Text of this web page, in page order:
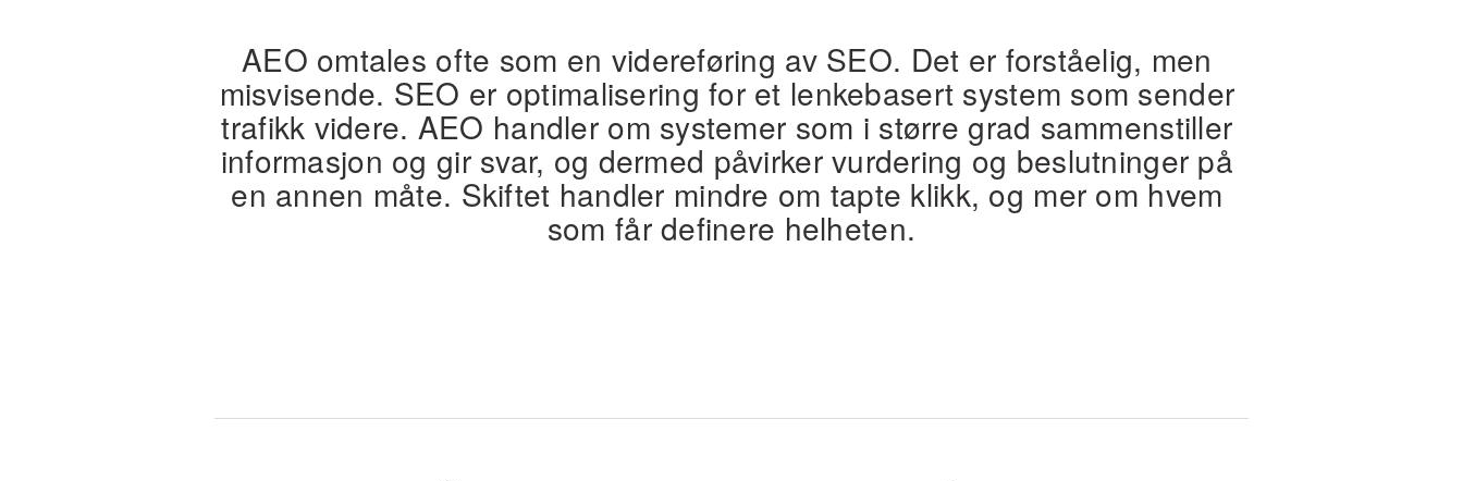
AEO omtales ofte som en videreføring av SEO. Det er forståelig, men
misvisende. SEO er optimalisering for et lenkebasert system som sender
trafikk videre. AEO handler om systemer som i større grad sammenstiller
informasjon og gir svar, og dermed påvirker vurdering og beslutninger på
en annen måte. Skiftet handler mindre om tapte klikk, og mer om hvem
som får definere helheten.